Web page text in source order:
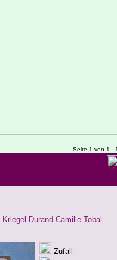
Seite 1 von 1
Kriegel-Durand Camille Tobal
Zufall